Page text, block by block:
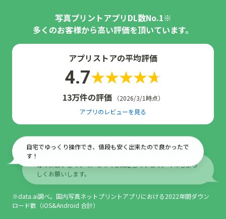
写真プリントアプリDL数No.1※
多くのお客様から高い評価を頂いています。
アプリストアの平均評価
4.7
13万件の評価
（2026/3/1時点）
アプリのレビューを見る
綺麗で早い郵送で嬉しい、何より格安です。
毎年お願いしていて、とっても満足しています。今年もよろ
※data.ai調べ。国内写真ネットプリントアプリにおける2022年間ダウン
ロード数（iOS&Android 合計）